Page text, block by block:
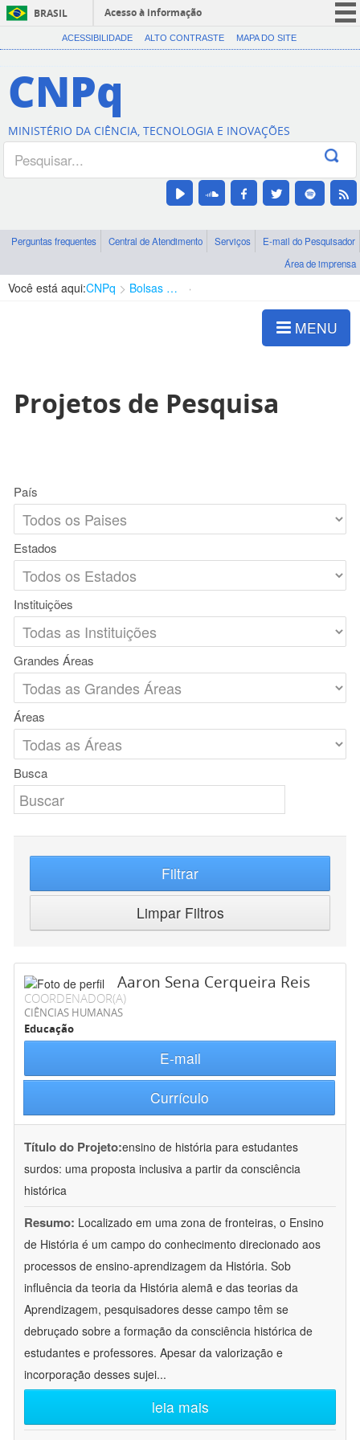
BRASIL
Acesso à informação
CORONAVÍRUS (COVID-19)
Canais
ACESSIBILIDADE ALTO CONTRASTE MAPA DO SITE
CNPq
MINISTÉRIO DA CIÊNCIA, TECNOLOGIA E INOVAÇÕES
Perguntas frequentes Central de Atendimento Serviços
E-mail do Pesquisador
Área de imprensa
Você está aqui:CNPq Bolsas e Auxílios Vigentes
MENU
Projetos de Pesquisa
País
Estados
Instituições
Grandes Áreas
Áreas
Busca
Filtrar
Limpar Filtros
Aaron Sena Cerqueira Reis
COORDENADOR(A)
CIÊNCIAS HUMANAS
Educação
E-mail
Currículo
Título do Projeto:ensino de história para estudantes
surdos: uma proposta inclusiva a partir da consciência
histórica
Resumo: Localizado em uma zona de fronteiras, o Ensino
de História é um campo do conhecimento direcionado aos
processos de ensino-aprendizagem da História. Sob
influência da teoria da História alemã e das teorias da
Aprendizagem, pesquisadores desse campo têm se
debruçado sobre a formação da consciência histórica de
estudantes e professores. Apesar da valorização e
incorporação desses sujei...
leia mais